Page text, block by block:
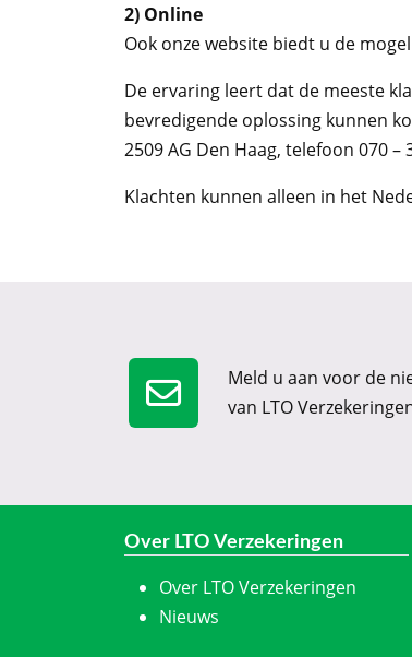
2) Online
Ook onze website biedt u de
De ervaring leert dat de meeste
bevredigende oplossing kunnen
2509 AG Den Haag, telefoon 070 –
Klachten kunnen alleen in het
Meld u aan voor de
van LTO
Over LTO Verzekeringen
Over LTO Verzekeringen
Nieuws